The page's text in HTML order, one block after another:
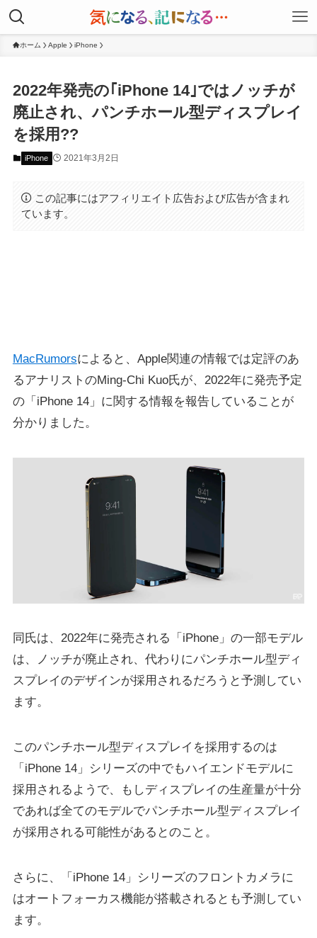
ホーム Apple iPhone
2022年発売の｢iPhone 14｣ではノッチが
廃止され、パンチホール型ディスプレイ
を採用??
iPhone 2021年3月2日
この記事にはアフィリエイト広告および広告が含まれ
ています。
MacRumorsによると、Apple関連の情報では定評のあ
るアナリストのMing-Chi Kuo氏が、2022年に発売予定
の「iPhone 14」に関する情報を報告していることが
分かりました。
同氏は、2022年に発売される「iPhone」の一部モデル
は、ノッチが廃止され、代わりにパンチホール型ディ
スプレイのデザインが採用されるだろうと予測してい
ます。
このパンチホール型ディスプレイを採用するのは
「iPhone 14」シリーズの中でもハイエンドモデルに
採用されるようで、もしディスプレイの生産量が十分
であれば全てのモデルでパンチホール型ディスプレイ
が採用される可能性があるとのこと。
さらに、「iPhone 14」シリーズのフロントカメラに
はオートフォーカス機能が搭載されるとも予測してい
ます。